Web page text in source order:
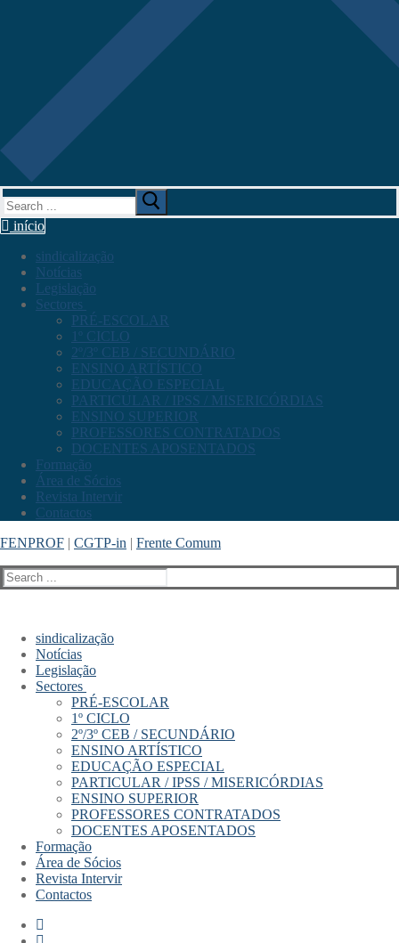
Search
for:
início
sindicalização
Notícias
Legislação
Sectores
PRÉ-ESCOLAR
1º CICLO
2º/3º CEB / SECUNDÁRIO
ENSINO ARTÍSTICO
EDUCAÇÃO ESPECIAL
PARTICULAR / IPSS / MISERICÓRDIAS
ENSINO SUPERIOR
PROFESSORES CONTRATADOS
DOCENTES APOSENTADOS
Formação
Área de Sócios
Revista Intervir
Contactos
FENPROF | CGTP-in | Frente Comum
Search
for:
sindicalização
Notícias
Legislação
Sectores
PRÉ-ESCOLAR
1º CICLO
2º/3º CEB / SECUNDÁRIO
ENSINO ARTÍSTICO
EDUCAÇÃO ESPECIAL
PARTICULAR / IPSS / MISERICÓRDIAS
ENSINO SUPERIOR
PROFESSORES CONTRATADOS
DOCENTES APOSENTADOS
Formação
Área de Sócios
Revista Intervir
Contactos